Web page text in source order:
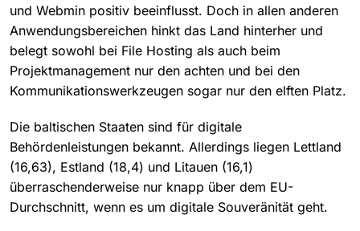
und Webmin positiv beeinflusst. Doch in allen anderen
Anwendungsbereichen hinkt das Land hinterher und
belegt sowohl bei File Hosting als auch beim
Projektmanagement nur den achten und bei den
Kommunikationswerkzeugen sogar nur den elften Platz.
Die baltischen Staaten sind für digitale
Behördenleistungen bekannt. Allerdings liegen Lettland
(16,63), Estland (18,4) und Litauen (16,1)
überraschenderweise nur knapp über dem EU-
Durchschnitt, wenn es um digitale Souveränität geht.